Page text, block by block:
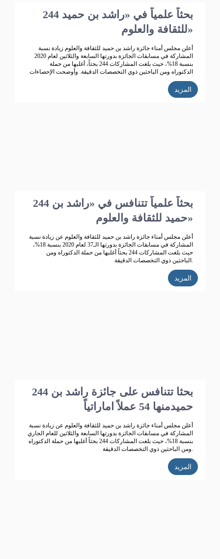
244 بحثاً علمياً في «راشد بن حميد
للثقافة والعلوم»
أعلن مجلس أمناء جائزة راشد بن حميد للثقافة والعلوم زيادة نسبة
المشاركة في مسابقات الجائزة بدورتها السابعة والثلاثين لعام 2020
بنسبة 18%، حيث بلغت المشاركات 244 بحثاً، أغلبها من حملة
الدكتوراه ومن الباحثين ذوي التخصصات الدقيقة. وأوضحت الإحصاءات
المملكة العربية السعودية ثم الإمارات، ثم سلطنة عمان ثم البحرين
والكويت.
المزيد
244 بحثاً علمياً تتنافس في «راشد بن
حميد للثقافة والعلوم»
أعلن مجلس أمناء جائزة راشد بن حميد للثقافة والعلوم عن زيادة نسبة
المشاركة في مسابقات الجائزة بدورتها الـ37 لعام 2020 بنسبة 18%،
حيث بلغت المشاركات 244 بحثاً أغلبها من حملة الدكتوراه ومن
الباحثين ذوي التخصصات الدقيقة.
المزيد
244 بحثا تتنافس على جائزة راشد بن
حميدمنها 54 عملاً اماراتياً
أعلن مجلس أمناء جائزة راشد بن حميد للثقافة والعلوم عن زيادة نسبة
المشاركة في مسابقات الجائزة بدورتها السابعة والثلاثين للعام الجاري
بنسبة 18%، حيث بلغت المشاركات 244 بحثاً أغلبها من حملة الدكتوراه
ومن الباحثين ذوي التخصصات الدقيقة.
المزيد